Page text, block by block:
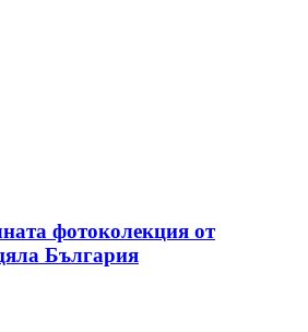
фотоколекция от
България